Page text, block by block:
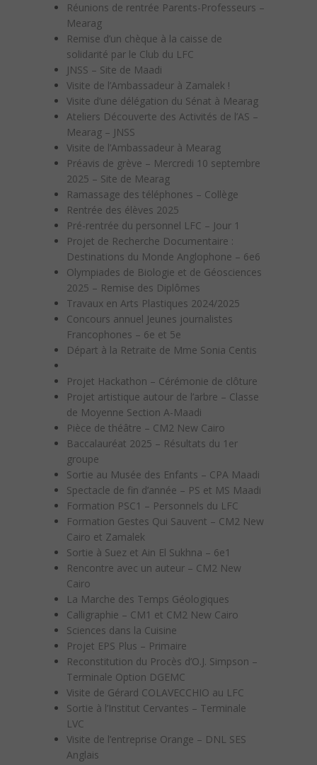
Réunions de rentrée Parents-Professeurs –
Mearag
Remise d’un chèque à la caisse de
solidarité par le Club du LFC
JNSS – Site de Maadi
Visite de l’Ambassadeur à Zamalek !
Visite d’une délégation du Sénat à Mearag
Ateliers Découverte des Activités de l’AS –
Mearag – JNSS
Visite de l’Ambassadeur à Mearag
Préavis de grève – Mercredi 10 septembre
2025 – Site de Mearag
Ramassage des téléphones – Collège
Rentrée des élèves 2025
Pré-rentrée du personnel LFC – Jour 1
Projet de Recherche Documentaire :
Destinations du Monde Anglophone – 6e6
Olympiades de Biologie et de Géosciences
2025 – Remise des Diplômes
Travaux en Arts Plastiques 2024/2025
Concours annuel Jeunes journalistes
Francophones – 6e et 5e
Départ à la Retraite de Mme Sonia Centis
Projet Hackathon – Cérémonie de clôture
Projet artistique autour de l’arbre – Classe
de Moyenne Section A-Maadi
Pièce de théâtre – CM2 New Cairo
Baccalauréat 2025 – Résultats du 1er
groupe
Sortie au Musée des Enfants – CPA Maadi
Spectacle de fin d’année – PS et MS Maadi
Formation PSC1 – Personnels du LFC
Formation Gestes Qui Sauvent – CM2 New
Cairo et Zamalek
Sortie à Suez et Ain El Sukhna – 6e1
Rencontre avec un auteur – CM2 New
Cairo
La Marche des Temps Géologiques
Calligraphie – CM1 et CM2 New Cairo
Sciences dans la Cuisine
Projet EPS Plus – Primaire
Reconstitution du Procès d’O.J. Simpson –
Terminale Option DGEMC
Visite de Gérard COLAVECCHIO au LFC
Sortie à l’Institut Cervantes – Terminale
LVC
Visite de l’entreprise Orange – DNL SES
Anglais